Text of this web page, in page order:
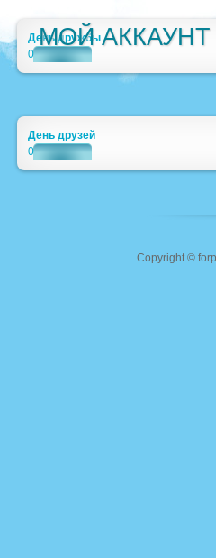
МОЙ АККАУНТ
День дружбы
0
День друзей
0
Copyright ©